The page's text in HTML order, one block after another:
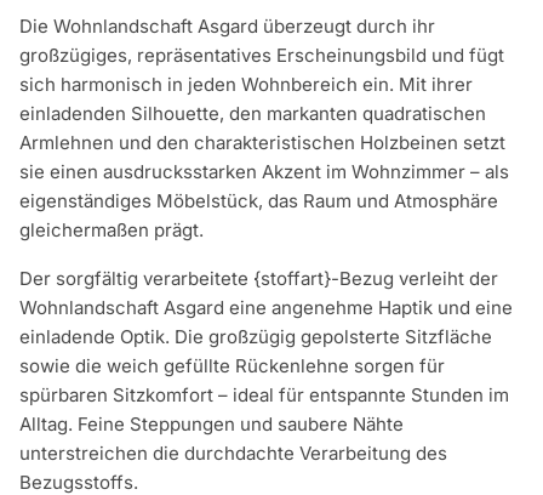
Die Wohnlandschaft Asgard überzeugt durch ihr
großzügiges, repräsentatives Erscheinungsbild und fügt
sich harmonisch in jeden Wohnbereich ein. Mit ihrer
einladenden Silhouette, den markanten quadratischen
Armlehnen und den charakteristischen Holzbeinen setzt
sie einen ausdrucksstarken Akzent im Wohnzimmer – als
eigenständiges Möbelstück, das Raum und Atmosphäre
gleichermaßen prägt.
Der sorgfältig verarbeitete {stoffart}-Bezug verleiht der
Wohnlandschaft Asgard eine angenehme Haptik und eine
einladende Optik. Die großzügig gepolsterte Sitzfläche
sowie die weich gefüllte Rückenlehne sorgen für
spürbaren Sitzkomfort – ideal für entspannte Stunden im
Alltag. Feine Steppungen und saubere Nähte
unterstreichen die durchdachte Verarbeitung des
Bezugsstoffs.